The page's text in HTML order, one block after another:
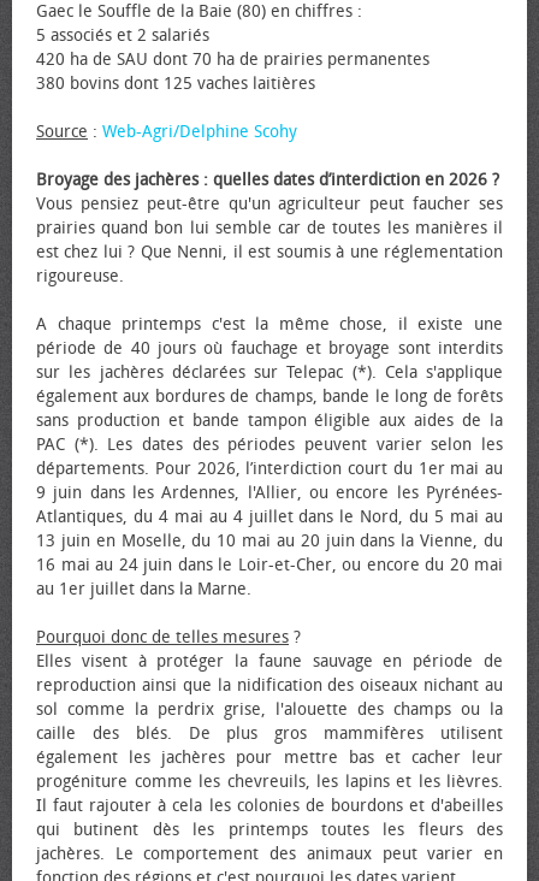
Gaec le Souffle de la Baie (80) en chiffres :
5 associés et 2 salariés
420 ha de SAU dont 70 ha de prairies permanentes
380 bovins dont 125 vaches laitières
Source : Web-Agri/Delphine Scohy
Broyage des jachères : quelles dates d’interdiction en 2026 ?
Vous pensiez peut-être qu'un agriculteur peut faucher ses
prairies quand bon lui semble car de toutes les manières il
est chez lui ? Que Nenni, il est soumis à une réglementation
rigoureuse.
A chaque printemps c'est la même chose, il existe une
période de 40 jours où fauchage et broyage sont interdits
sur les jachères déclarées sur Telepac (*). Cela s'applique
également aux bordures de champs, bande le long de forêts
sans production et bande tampon éligible aux aides de la
PAC (*). Les dates des périodes peuvent varier selon les
départements. Pour 2026, l’interdiction court du 1er mai au
9 juin dans les Ardennes, l'Allier, ou encore les Pyrénées-
Atlantiques, du 4 mai au 4 juillet dans le Nord, du 5 mai au
13 juin en Moselle, du 10 mai au 20 juin dans la Vienne, du
16 mai au 24 juin dans le Loir-et-Cher, ou encore du 20 mai
au 1er juillet dans la Marne.
Pourquoi donc de telles mesures ?
Elles visent à protéger la faune sauvage en période de
reproduction ainsi que la nidification des oiseaux nichant au
sol comme la perdrix grise, l'alouette des champs ou la
caille des blés. De plus gros mammifères utilisent
également les jachères pour mettre bas et cacher leur
progéniture comme les chevreuils, les lapins et les lièvres.
Il faut rajouter à cela les colonies de bourdons et d'abeilles
qui butinent dès les printemps toutes les fleurs des
jachères. Le comportement des animaux peut varier en